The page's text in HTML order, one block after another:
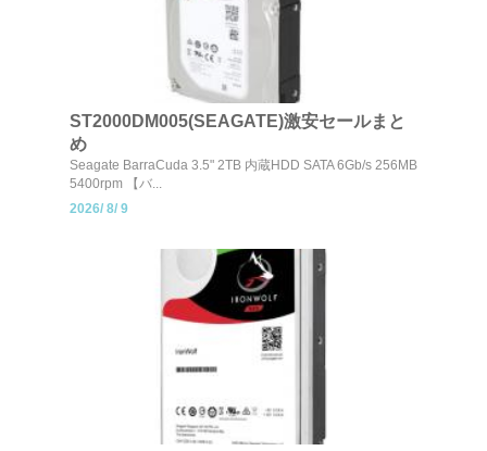
ST2000DM005(SEAGATE)激安セールまと
め
Seagate BarraCuda 3.5" 2TB 内蔵HDD SATA 6Gb/s 256MB
5400rpm 【バ...
2026/ 8/ 9